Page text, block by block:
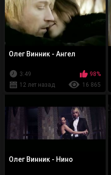
Олег Винник - Ангел
3:49
98%
12 лет назад
16 865
Олег Винник - Нино